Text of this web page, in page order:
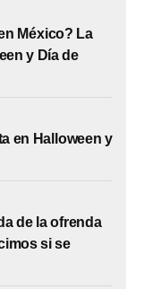
México? La
y Día de
en Halloween y
de la ofrenda
si se